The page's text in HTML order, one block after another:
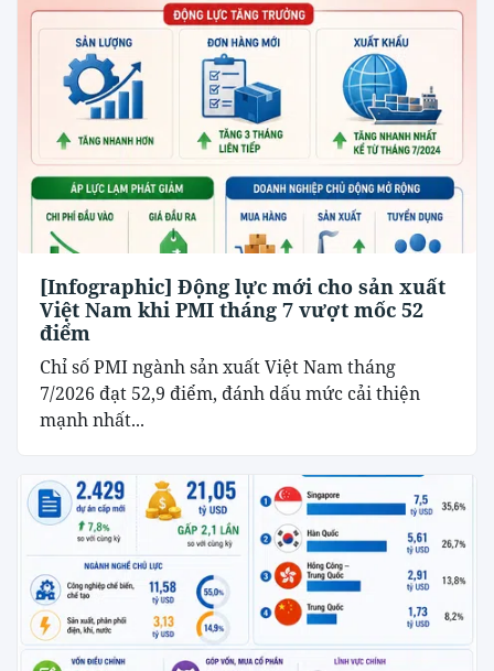
[Infographic] Động lực mới cho sản xuất
Việt Nam khi PMI tháng 7 vượt mốc 52
điểm
Chỉ số PMI ngành sản xuất Việt Nam tháng
7/2026 đạt 52,9 điểm, đánh dấu mức cải thiện
mạnh nhất...